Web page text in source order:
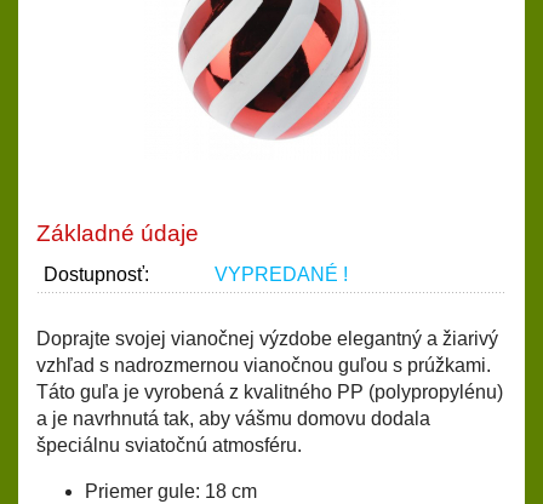
Základné údaje
Dostupnosť: VYPREDANÉ !
Doprajte svojej vianočnej výzdobe elegantný a žiarivý
vzhľad s nadrozmernou vianočnou guľou s prúžkami.
Táto guľa je vyrobená z kvalitného PP (polypropylénu)
a je navrhnutá tak, aby vášmu domovu dodala
špeciálnu sviatočnú atmosféru.
Priemer gule: 18 cm